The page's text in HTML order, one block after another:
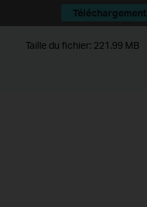
Téléchargement
Taille du fichier: 221.99 MB